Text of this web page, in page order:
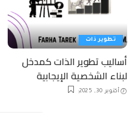
تطوير ذات
أساليب تطوير الذات كمدخل
لبناء الشخصية الإيجابية
أكتوبر 30, 2025